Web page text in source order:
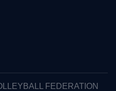
FEDERATION